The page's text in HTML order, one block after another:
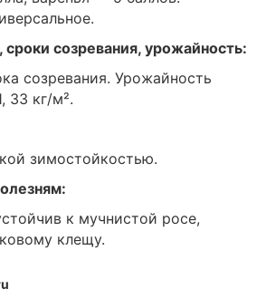
созревания, урожайность:
созревания. Урожайность
33 кг/м².
зимостойкостью.
к мучнистой росе,
клещу.